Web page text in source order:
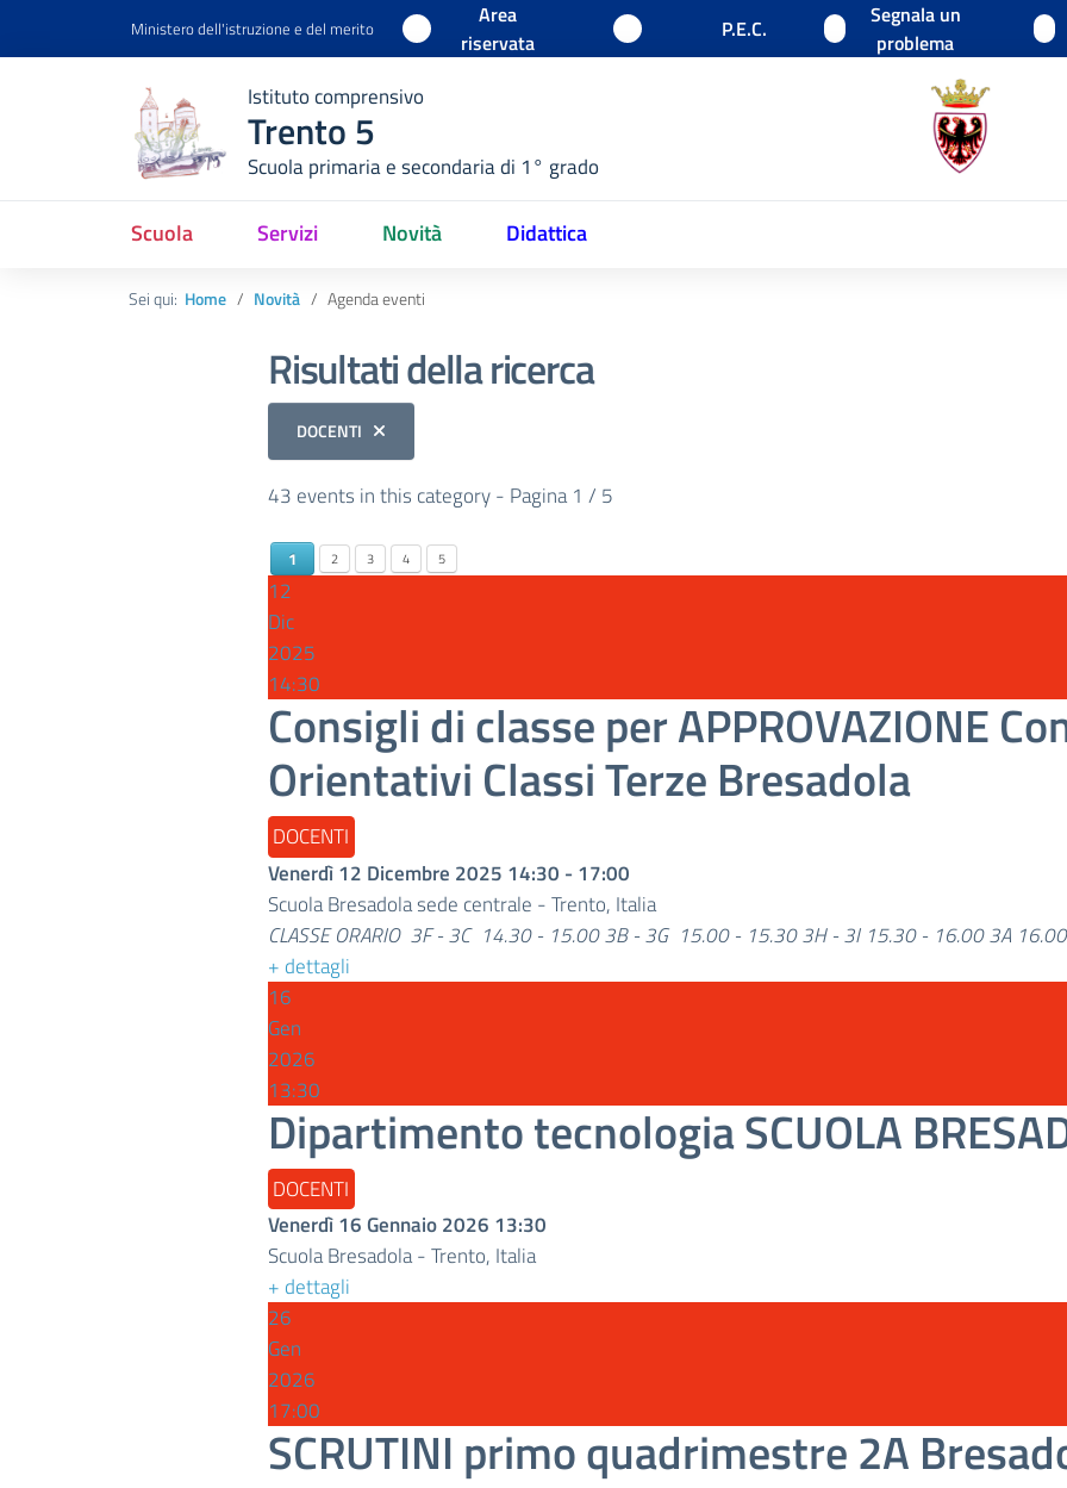
Ministero dell'istruzione e del merito
Area
riservata
P.E.C.
Segnala un
problema
Istituto comprensivo
Trento 5
Scuola primaria e secondaria di 1° grado
Scuola Servizi Novità Didattica
Sei qui: Home Novità Agenda eventi
Risultati della ricerca
DOCENTI
43 events in this category- Pagina 1 / 5
1 2 3 4 5
12
Dic
2025
14:30
Consigli di classe per APPROVAZIONE
Orientativi Classi Terze Bresadola
DOCENTI
Venerdì 12 Dicembre 2025 14:30 -17:00
Scuola Bresadola sede centrale -Trento, Italia
CLASSE ORARIO 3F - 3C 14.30 - 15.00 3B - 3G 15.00 - 15.30 3H - 3I 15.30 - 16.00 3A
+ dettagli
16
Gen
2026
13:30
Dipartimento tecnologia SCUOLA
DOCENTI
Venerdì 16 Gennaio 2026 13:30
Scuola Bresadola-Trento, Italia
+ dettagli
26
Gen
2026
17:00
SCRUTINI primo quadrimestre 2A